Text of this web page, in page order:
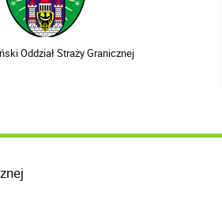
Oddział Straży Granicznej